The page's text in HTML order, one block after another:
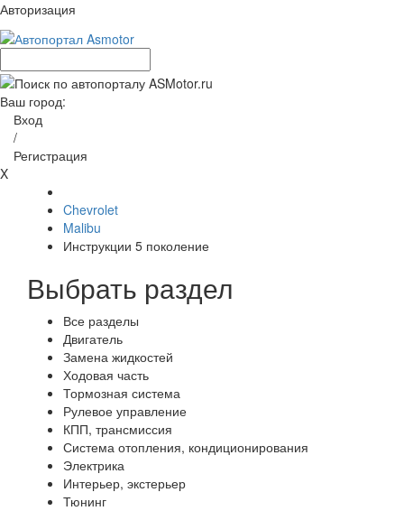
Авторизация
Ваш город:
Вход
/
Регистрация
X
Chevrolet
Malibu
Инструкции 5 поколение
Выбрать раздел
Все разделы
Двигатель
Замена жидкостей
Ходовая часть
Тормозная система
Рулевое управление
КПП, трансмиссия
Система отопления, кондиционирования
Электрика
Интерьер, экстерьер
Тюнинг